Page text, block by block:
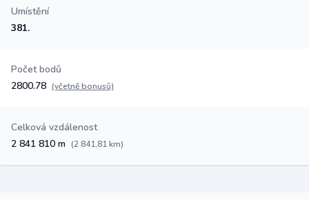
Umístění
381.
Počet bodů
2800.78 (včetně bonusů)
Celková vzdálenost
2 841 810 m (2 841,81 km)